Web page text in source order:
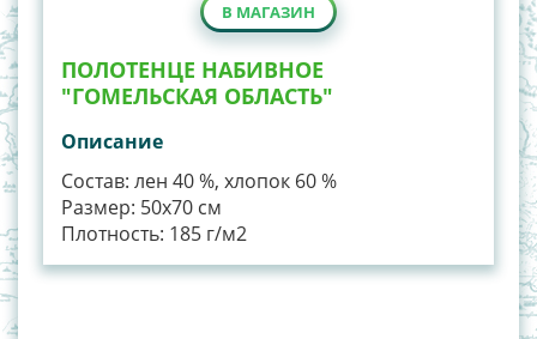
В МАГАЗИН
ПОЛОТЕНЦЕ НАБИВНОЕ
"ГОМЕЛЬСКАЯ ОБЛАСТЬ"
Описание
Состав: лен 40 %, хлопок 60 %
Размер: 50х70 см
Плотность: 185 г/м2